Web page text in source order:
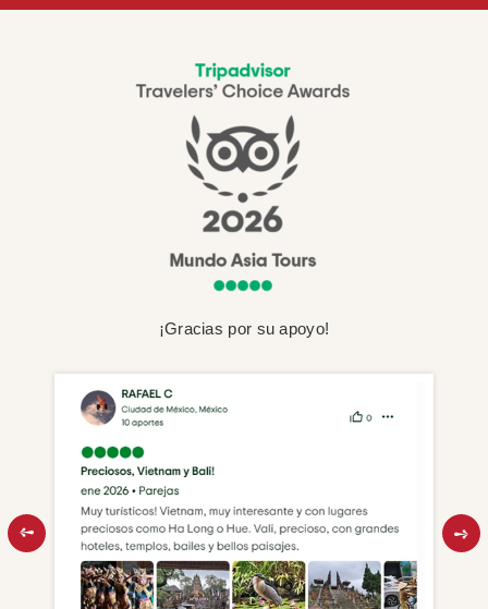
¡Gracias por su apoyo!